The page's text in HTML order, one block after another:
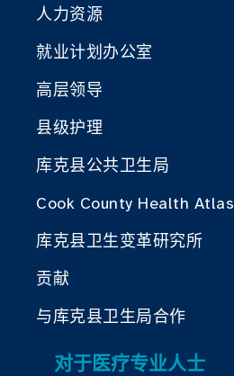
人力资源
就业计划办公室
高层领导
县级护理
库克县公共卫生局
Cook County Health Atlas
库克县卫生变革研究所
贡献
与库克县卫生局合作
对于医疗专业人士